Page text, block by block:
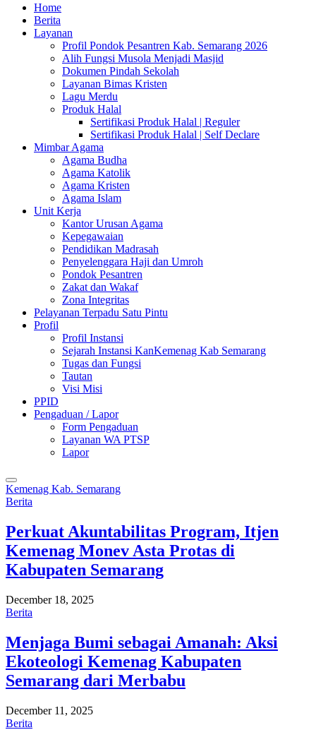
Home
Berita
Layanan
Profil Pondok Pesantren Kab. Semarang 2026
Alih Fungsi Musola Menjadi Masjid
Dokumen Pindah Sekolah
Layanan Bimas Kristen
Lagu Merdu
Produk Halal
Sertifikasi Produk Halal | Reguler
Sertifikasi Produk Halal | Self Declare
Mimbar Agama
Agama Budha
Agama Katolik
Agama Kristen
Agama Islam
Unit Kerja
Kantor Urusan Agama
Kepegawaian
Pendidikan Madrasah
Penyelenggara Haji dan Umroh
Pondok Pesantren
Zakat dan Wakaf
Zona Integritas
Pelayanan Terpadu Satu Pintu
Profil
Profil Instansi
Sejarah Instansi KanKemenag Kab Semarang
Tugas dan Fungsi
Tautan
Visi Misi
PPID
Pengaduan / Lapor
Form Pengaduan
Layanan WA PTSP
Lapor
Kemenag Kab. Semarang
Berita
Perkuat Akuntabilitas Program, Itjen
Kemenag Monev Asta Protas di
Kabupaten Semarang
December 18, 2025
Berita
Menjaga Bumi sebagai Amanah: Aksi
Ekoteologi Kemenag Kabupaten
Semarang dari Merbabu
December 11, 2025
Berita